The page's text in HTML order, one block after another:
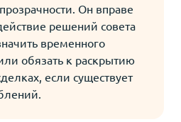
Он вправе
решений совета
временного
обязать к раскрытию
если существует